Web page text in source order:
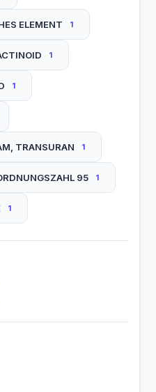
ELEMENT 1
1
1
TRANSURAN 1
95 1
1